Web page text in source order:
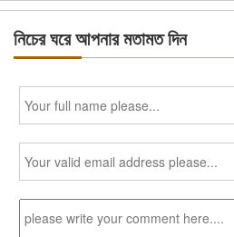
নিচের ঘরে আপনার মতামত দিন